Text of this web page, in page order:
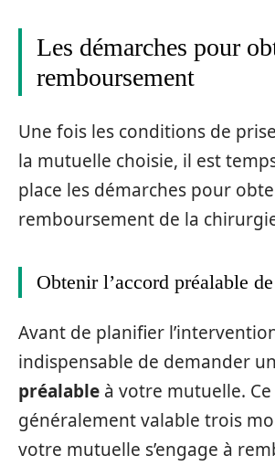
Les démarches pour
remboursement
Une fois les conditions de
la mutuelle choisie, il est
place les démarches pour
remboursement de la
Obtenir l’accord préalable
Avant de planifier
indispensable de demander un
préalable à votre mutuelle.
généralement valable trois
votre mutuelle s’engage à